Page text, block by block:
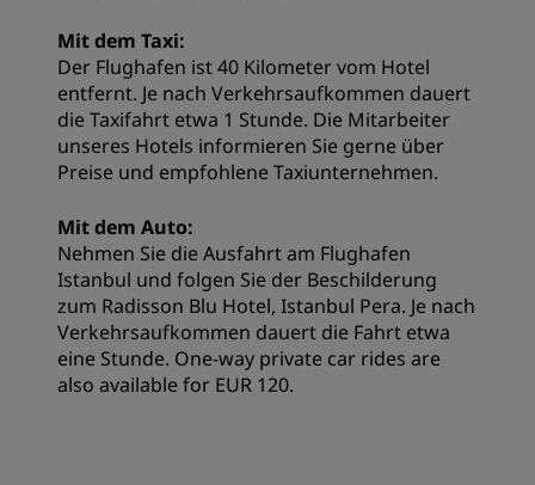
Mit dem Taxi:
Der Flughafen ist 40 Kilometer vom Hotel
entfernt. Je nach Verkehrsaufkommen dauert
die Taxifahrt etwa 1 Stunde. Die Mitarbeiter
unseres Hotels informieren Sie gerne über
Preise und empfohlene Taxiunternehmen.
Mit dem Auto:
Nehmen Sie die Ausfahrt am Flughafen
Istanbul und folgen Sie der Beschilderung
zum Radisson Blu Hotel, Istanbul Pera. Je nach
Verkehrsaufkommen dauert die Fahrt etwa
eine Stunde. One-way private car rides are
also available for EUR 120.